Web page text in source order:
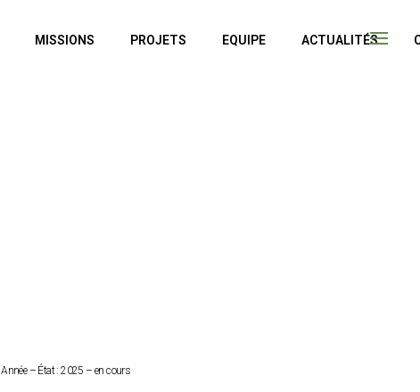
MISSIONS PROJETS EQUIPE ACTUALITÉS
Année – État : 2025 – en cours